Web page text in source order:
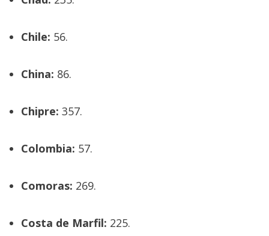
Chile: 56.
China: 86.
Chipre: 357.
Colombia: 57.
Comoras: 269.
Costa de Marfil: 225.